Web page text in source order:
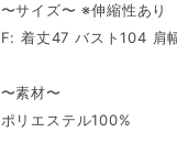
〜サイズ〜 ※伸縮性あり
F: 着丈47 バスト104 肩
〜素材〜
ポリエステル100%